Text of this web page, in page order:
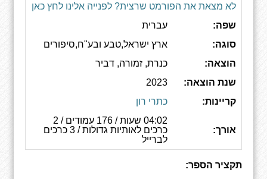
לא מצאת את הפורמט שרצית? לפנייה אלינו לחץ כאן
שפה:
עברית
סוגה:
ארץ ישראל,טבע ובע"ח,סיפורים
הוצאה:
כנרת, זמורה, דביר
שנת הוצאה:
2023
קריינות:
כתרי רון
אורך:
04:02 שעות / 176 עמודים / 2
כרכים לאותיות גדולות / 3 כרכים
לברייל
תקציר הספר: